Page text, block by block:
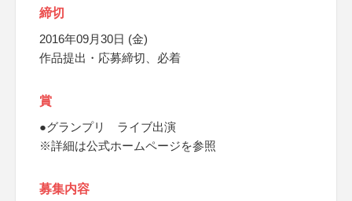
締切
2016年09月30日 (金)
作品提出・応募締切、必着
賞
●グランプリ ライブ出演
※詳細は公式ホームページを参照
募集内容